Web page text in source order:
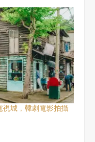
視城，韓劇電影拍攝